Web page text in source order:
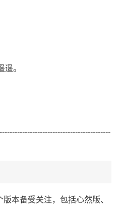
。
本备受关注，包括心然版、